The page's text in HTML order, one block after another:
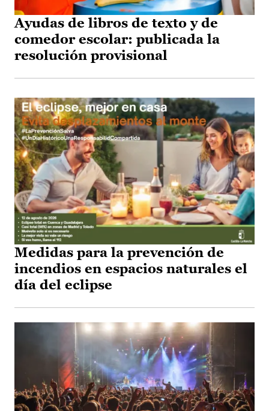
Ayudas de libros de texto y de
comedor escolar: publicada la
resolución provisional
Medidas para la prevención de
incendios en espacios naturales el
día del eclipse